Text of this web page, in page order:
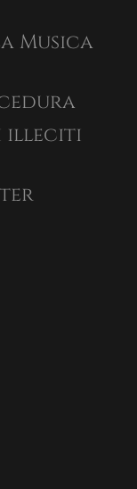
Musica
illeciti